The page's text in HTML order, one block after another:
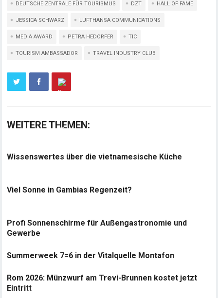
DEUTSCHE ZENTRALE FÜR TOURISMUS DZT HALL OF FAME
JESSICA SCHWARZ LUFTHANSA COMMUNICATIONS
MEDIA AWARD PETRA HEDORFER TIC
TOURISM AMBASSADOR TRAVEL INDUSTRY CLUB
WEITERE THEMEN:
Wissenswertes über die vietnamesische Küche
Viel Sonne in Gambias Regenzeit?
Profi Sonnenschirme für Außengastronomie und
Gewerbe
Summerweek 7=6 in der Vitalquelle Montafon
Rom 2026: Münzwurf am Trevi-Brunnen kostet jetzt
Eintritt